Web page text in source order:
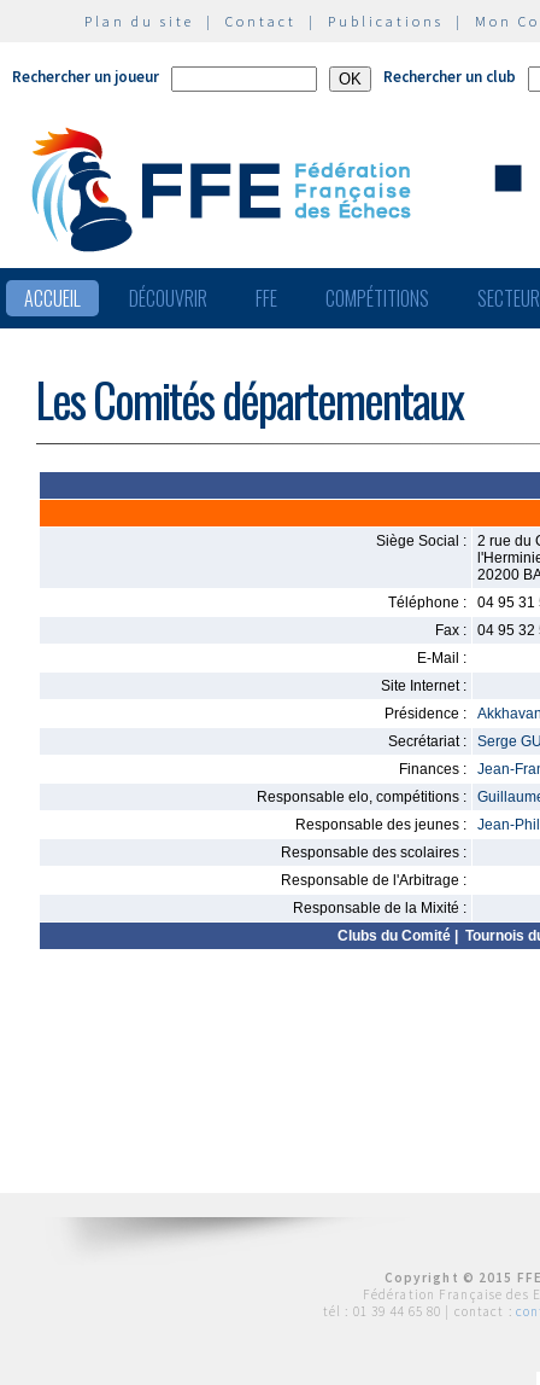
Plan du site | Contact | Publications | Mon
Rechercher un joueur Rechercher un club
ACCUEIL DÉCOUVRIR FFE COMPÉTITIONS
Les Comités départementaux
Siège Social :
2 rue du
20200
Téléphone :
04 95 31
Fax :
04 95 32
E-Mail :
Site Internet :
Présidence :
Secrétariat :
Serge
Finances :
Jean-
Responsable elo, compétitions :
Responsable des jeunes :
Jean-
Responsable des scolaires :
Responsable de l'Arbitrage :
Responsable de la Mixité :
Clubs du Comité| Tournois
Copyright © 2015
Fédération Française des
tél : 01 39 44 65 80 | contact :